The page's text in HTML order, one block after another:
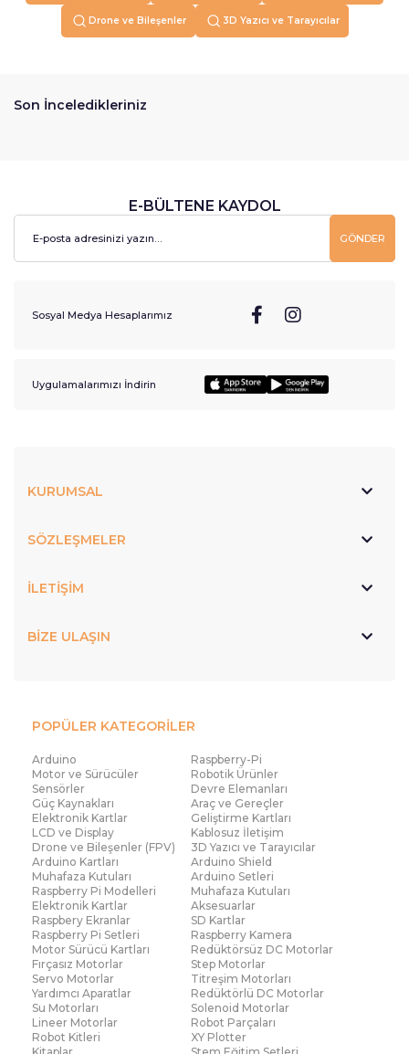
Drone ve Bileşenler 3D Yazıcı ve Tarayıcılar
Son İnceledikleriniz
E-BÜLTENE KAYDOL
GÖNDER
Sosyal Medya Hesaplarımız
Uygulamalarımızı İndirin
KURUMSAL
SÖZLEŞMELER
İLETİŞİM
BİZE ULAŞIN
POPÜLER KATEGORİLER
Arduino
Raspberry-Pi
Motor ve Sürücüler
Robotik Ürünler
Sensörler
Devre Elemanları
Güç Kaynakları
Araç ve Gereçler
Elektronik Kartlar
Geliştirme Kartları
LCD ve Display
Kablosuz İletişim
Drone ve Bileşenler (FPV)
3D Yazıcı ve Tarayıcılar
Arduino Kartları
Arduino Shield
Muhafaza Kutuları
Arduino Setleri
Raspberry Pi Modelleri
Muhafaza Kutuları
Elektronik Kartlar
Aksesuarlar
Raspbery Ekranlar
SD Kartlar
Raspberry Pi Setleri
Raspberry Kamera
Motor Sürücü Kartları
Redüktörsüz DC Motorlar
Fırçasız Motorlar
Step Motorlar
Servo Motorlar
Titreşim Motorları
Yardımcı Aparatlar
Redüktörlü DC Motorlar
Su Motorları
Solenoid Motorlar
Lineer Motorlar
Robot Parçaları
Robot Kitleri
XY Plotter